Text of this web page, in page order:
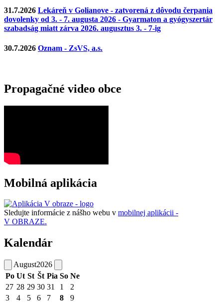
31.7.2026 Lekáreň v Golianove - zatvorená z dôvodu čerpania
dovolenky od 3. - 7. augusta 2026 - Gyarmaton a gyógyszertár
szabadság miatt zárva 2026. augusztus 3. - 7-ig
30.7.2026 Oznam - ZsVS, a.s.
Propagačné video obce
Mobilná aplikácia
Sledujte informácie z nášho webu v mobilnej aplikácii -
V OBRAZE.
Kalendár
August2026
Po Ut St Št Pia So Ne
27 28 29 30 31 1
2
3
4 5 6 7 8
9